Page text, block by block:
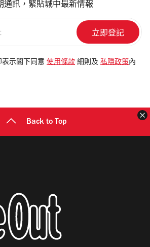
通訊，緊貼城中最新情報
示閣下同意 使用條款 細則及 私隱政策 內
Back to Top